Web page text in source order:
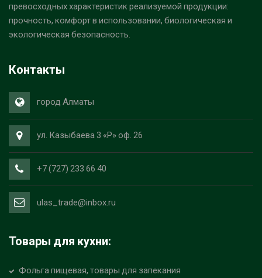
превосходных характеристик реализуемой продукции:
прочность, комфорт в использовании, биологическая и
экологическая безопасность.
Контакты
город Алматы
ул. Казыбаева 3 «Р» оф. 26
+7 (727) 233 66 40
ulas_trade@inbox.ru
Товары для кухни:
Фольга пищевая, товары для запекания